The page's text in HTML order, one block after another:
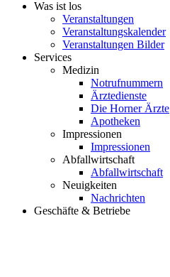
Was ist los
Veranstaltungen
Veranstaltungskalender
Veranstaltungen Bilder
Services
Medizin
Notrufnummern
Ärztedienste
Die Horner Ärzte
Apotheken
Impressionen
Impressionen
Abfallwirtschaft
Abfallwirtschaft
Neuigkeiten
Nachrichten
Geschäfte & Betriebe